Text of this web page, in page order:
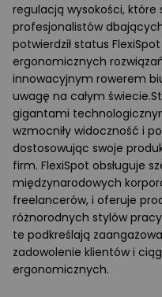
regulacją wysokości, które
profesjonalistów
potwierdził status
ergonomicznych
innowacyjnym rowerem
uwagę na całym
gigantami
wzmocniły widoczność i
dostosowując swoje
firm. FlexiSpot obsługuje
międzynarodowych
freelancerów, i oferuje
różnorodnych stylów
te podkreślają
zadowolenie klientów i
ergonomicznych.